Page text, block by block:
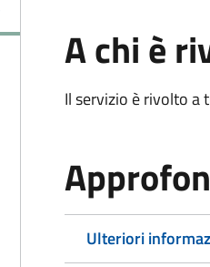
A chi è
Il servizio è rivolto a
Ulteriori